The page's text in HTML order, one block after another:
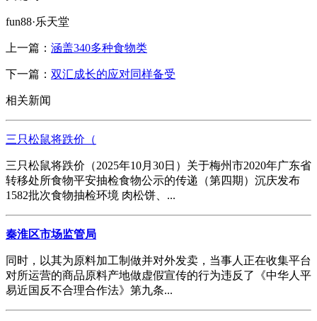
fun88·乐天堂
上一篇： 涵盖340多种食物类
下一篇： 双汇成长的应对同样备受
相关新闻
三只松鼠将跌价（
三只松鼠将跌价（2025年10月30日）关于梅州市2020年广东省
转移处所食物平安抽检食物公示的传递（第四期）沉庆发布
1582批次食物抽检环境 肉松饼、...
秦淮区市场监管局
同时，以其为原料加工制做并对外发卖，当事人正在收集平台
对所运营的商品原料产地做虚假宣传的行为违反了《中华人平
易近国反不合理合作法》第九条...